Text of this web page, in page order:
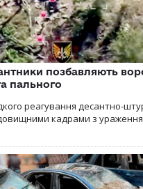
позбавляють
пального
реагування десантно-
кадрами з